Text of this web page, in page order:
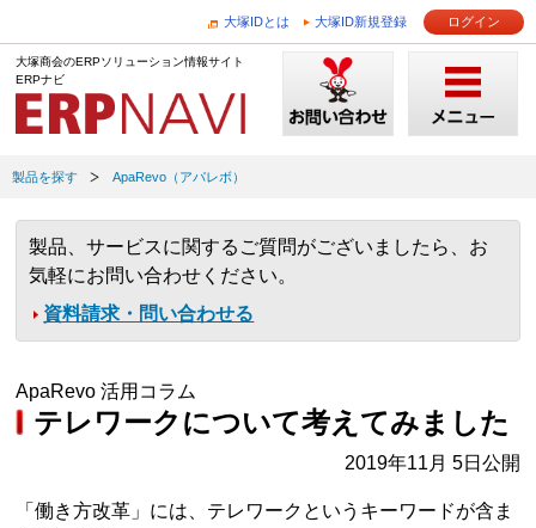
大塚IDとは 大塚ID新規登録 ログイン
大塚商会のERPソリューション情報サイト
ERPナビ
製品を探す ApaRevo（アパレボ）
製品、サービスに関するご質問がございましたら、お
気軽にお問い合わせください。
資料請求・問い合わせる
ApaRevo 活用コラム
テレワークについて考えてみました
2019年11月 5日公開
「働き方改革」には、テレワークというキーワードが含ま